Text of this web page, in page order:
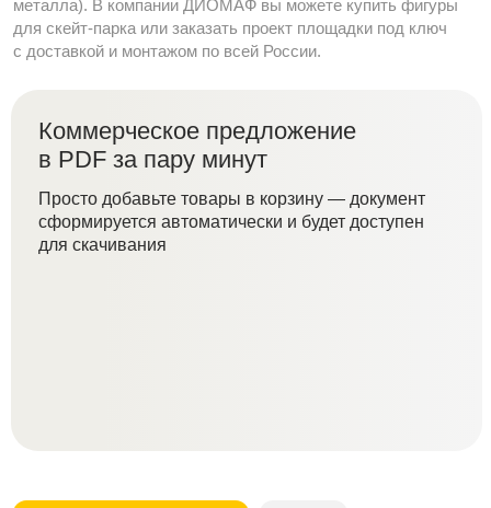
металла). В компании ДИОМАФ вы можете купить фигуры
для скейт-парка или заказать проект площадки под ключ
с доставкой и монтажом по всей России.
Коммерческое предложение
в PDF за пару минут
Просто добавьте товары в корзину — документ
сформируется автоматически и будет доступен
для скачивания